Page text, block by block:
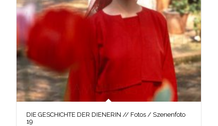
DIE GESCHICHTE DER DIENERIN // Fotos / Szenenfoto
19